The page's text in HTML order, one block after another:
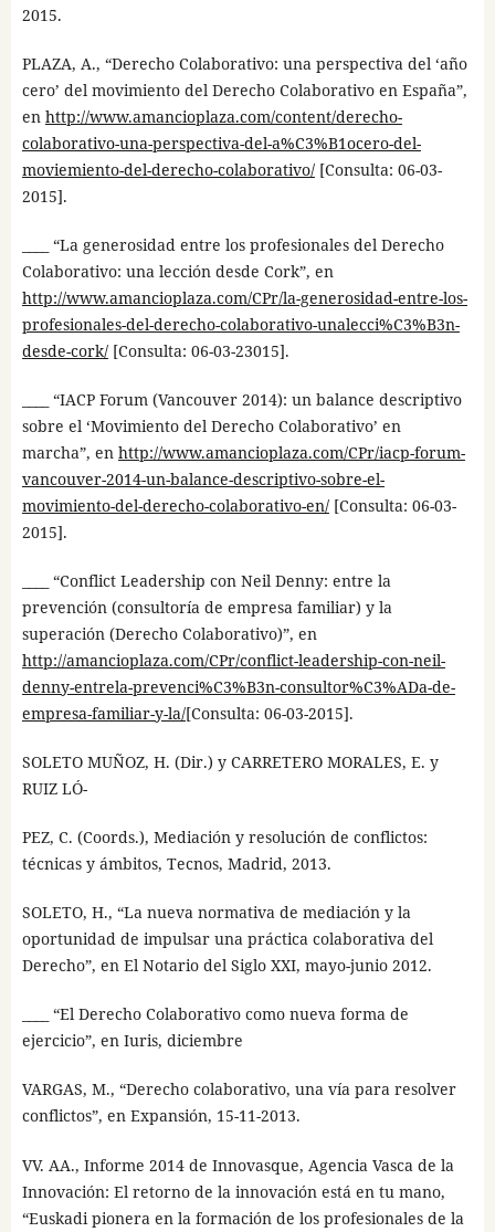
2015.
PLAZA, A., “Derecho Colaborativo: una perspectiva del ‘año
cero’ del movimiento del Derecho Colaborativo en España”,
en http://www.amancioplaza.com/content/derecho-
colaborativo-una-perspectiva-del-a%C3%B1ocero-del-
moviemiento-del-derecho-colaborativo/[Consulta: 06-03-
2015].
____ “La generosidad entre los profesionales del Derecho
Colaborativo: una lección desde Cork”, en
http://www.amancioplaza.com/CPr/la-generosidad-entre-los-
profesionales-del-derecho-colaborativo-unalecci%C3%B3n-
desde-cork/[Consulta: 06-03-23015].
____ “IACP Forum (Vancouver 2014): un balance descriptivo
sobre el ‘Movimiento del Derecho Colaborativo’ en
marcha”, en http://www.amancioplaza.com/CPr/iacp-forum-
vancouver-2014-un-balance-descriptivo-sobre-el-
movimiento-del-derecho-colaborativo-en/[Consulta: 06-03-
2015].
____ “Conflict Leadership con Neil Denny: entre la
prevención (consultoría de empresa familiar) y la
superación (Derecho Colaborativo)”, en
http://amancioplaza.com/CPr/conflict-leadership-con-neil-
denny-entrela-prevenci%C3%B3n-consultor%C3%ADa-de-
empresa-familiar-y-la/[Consulta: 06-03-2015].
SOLETO MUÑOZ, H. (Dir.) y CARRETERO MORALES, E. y
RUIZ LÓ-
PEZ, C. (Coords.), Mediación y resolución de conflictos:
técnicas y ámbitos, Tecnos, Madrid, 2013.
SOLETO, H., “La nueva normativa de mediación y la
oportunidad de impulsar una práctica colaborativa del
Derecho”, en El Notario del Siglo XXI, mayo-junio 2012.
____ “El Derecho Colaborativo como nueva forma de
ejercicio”, en Iuris, diciembre
VARGAS, M., “Derecho colaborativo, una vía para resolver
conflictos”, en Expansión, 15-11-2013.
VV. AA., Informe 2014 de Innovasque, Agencia Vasca de la
Innovación: El retorno de la innovación está en tu mano,
“Euskadi pionera en la formación de los profesionales de la